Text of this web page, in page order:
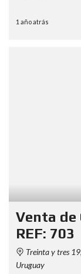
1 año atrás
Venta de
REF: 703
Treinta y tres
Uruguay